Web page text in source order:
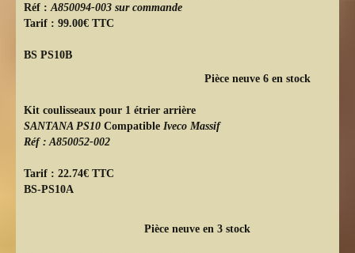
Réf : A850094-003 sur commande
Tarif : 99.00€ TTC
BS PS10B
Pièce neuve 6 en stock
Kit coulisseaux pour 1 étrier arrière
SANTANA PS10 Compatible Iveco Massif
Réf : A850052-002
Tarif : 22.74€ TTC
BS-PS10A
Pièce neuve en 3 stock